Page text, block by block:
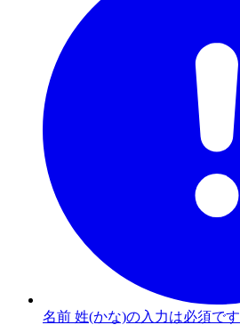
名前 姓(かな)の入力は必須です